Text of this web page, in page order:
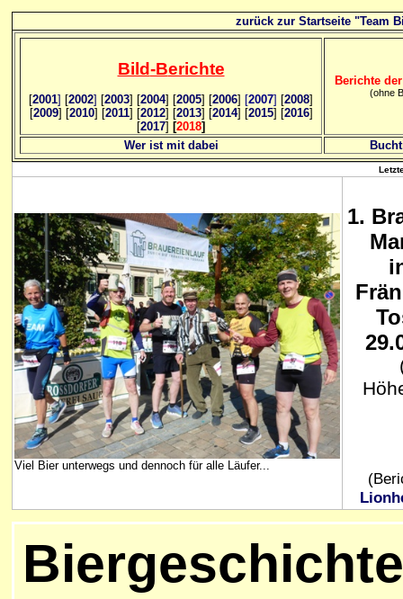
zurück zur Startseite "Team
Bild-Berichte
[2001] [2002] [2003] [2004] [2005] [2006] [2007] [2008]
[2009] [2010] [2011] [2012] [2013] [2014] [2015] [2016]
[2017] [2018]
Berichte
(ohne
Wer ist mit dabei
Viel Bier unterwegs und dennoch für alle Läufer...
1.